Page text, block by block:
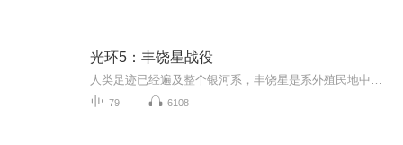
光环5：丰饶星战役
79 6108